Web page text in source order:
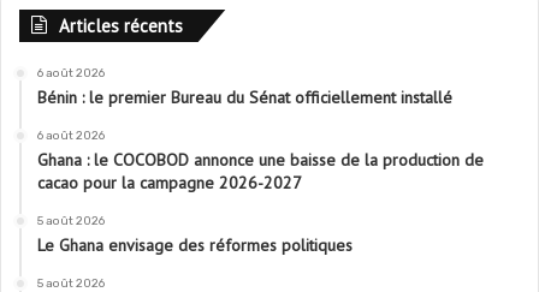
Articles récents
6 août 2026
Bénin : le premier Bureau du Sénat officiellement installé
6 août 2026
Ghana : le COCOBOD annonce une baisse de la production de
cacao pour la campagne 2026-2027
5 août 2026
Le Ghana envisage des réformes politiques
5 août 2026